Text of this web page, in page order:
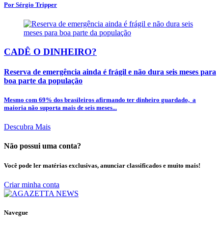
Por Sérgio Tripper
CADÊ O DINHEIRO?
Reserva de emergência ainda é frágil e não dura seis meses para
boa parte da população
Mesmo com 69% dos brasileiros afirmando ter dinheiro guardado, a
maioria não suporta mais de seis meses...
Descubra Mais
Não possui uma conta?
Você pode ler matérias exclusivas, anunciar classificados e muito mais!
Criar minha conta
Navegue